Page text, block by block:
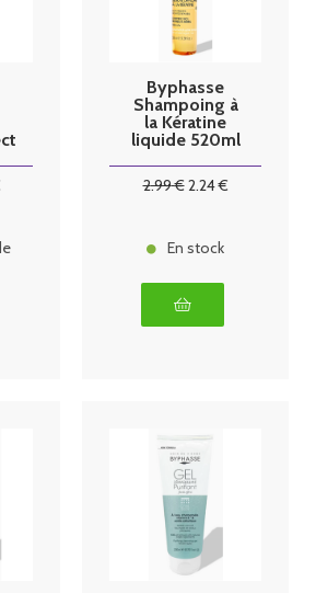
Byphasse
Shampoing à
la Kératine
liquide 520ml
2.99€2.24€
En stock